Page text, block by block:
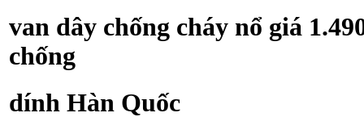
van dây chống cháy nổ giá
chống
dính Hàn Quốc